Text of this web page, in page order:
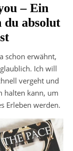
– Ein
du absolut
schon erwähnt,
Ich will
vergeht und
halten kann, um
Erleben werden.